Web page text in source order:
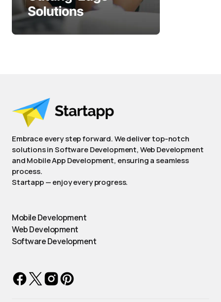
Embrace every step forward. We deliver top-notch
solutions in Software Development, Web Development
and Mobile App Development, ensuring a seamless
process.
Startapp — enjoy every progress.
Mobile Development
Web Development
Software Development